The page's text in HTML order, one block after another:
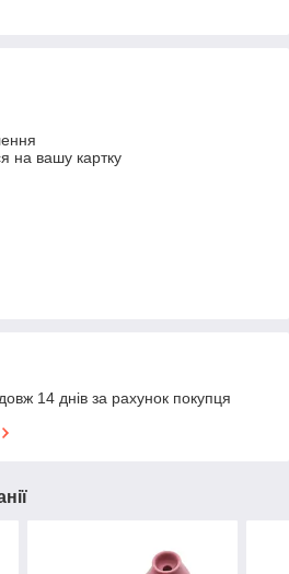
на вашу картку
14 днів за рахунок покупця